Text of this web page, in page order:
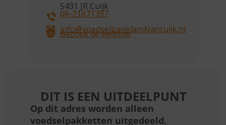
5431 JR Cuijk
06-21671397
info@voedselbanklandvancuijk.nl
Bezoek de website
DIT IS EEN UITDEELPUNT
Op dit adres worden alleen
voedselpakketten uitgedeeld.